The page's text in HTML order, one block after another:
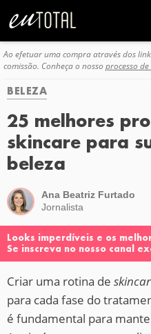
Ao efetuar uma compra através dos
comissão. Conheça o nosso processo
BELEZA
25 melhores
skincare para
beleza
Ana Beatriz Furtado
Jornalista
Looks imperdíveis e os
Se inscreva no nosso canal
Criar uma rotina de
para cada fase do
é fundamental para